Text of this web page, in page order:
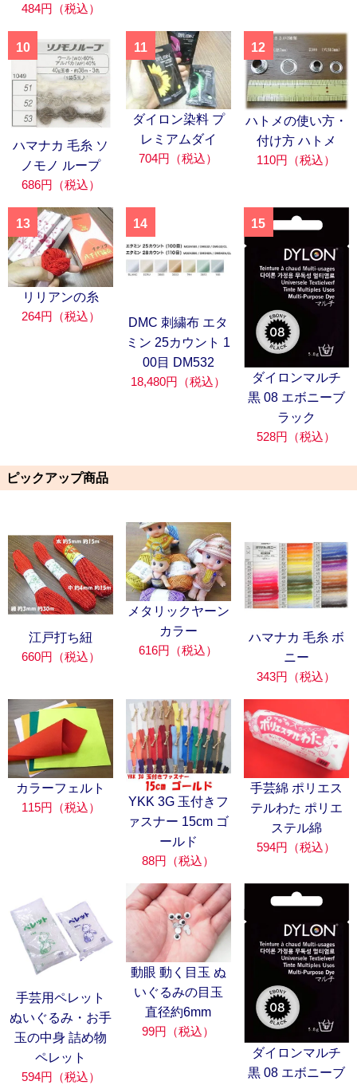
484円（税込）
10
ハマナカ 毛糸 ソ
ノモノ ループ
686円（税込）
11
ダイロン染料 プ
レミアムダイ
704円（税込）
12
ハトメの使い方・
付け方 ハトメ
110円（税込）
13
リリアンの糸
264円（税込）
14
DMC 刺繍布 エタ
ミン 25カウント 1
00目 DM532
18,480円（税込）
15
ダイロンマルチ
黒 08 エボニーブ
ラック
528円（税込）
ピックアップ商品
江戸打ち紐
660円（税込）
メタリックヤーン
カラー
616円（税込）
ハマナカ 毛糸 ボ
ニー
343円（税込）
カラーフェルト
115円（税込）
YKK 3G 玉付きフ
ァスナー 15cm ゴ
ールド
88円（税込）
手芸綿 ポリエス
テルわた ポリエ
ステル綿
594円（税込）
手芸用ペレット
ぬいぐるみ・お手
玉の中身 詰め物
ペレット
594円（税込）
動眼 動く目玉 ぬ
いぐるみの目玉
直径約6mm
99円（税込）
ダイロンマルチ
黒 08 エボニーブ